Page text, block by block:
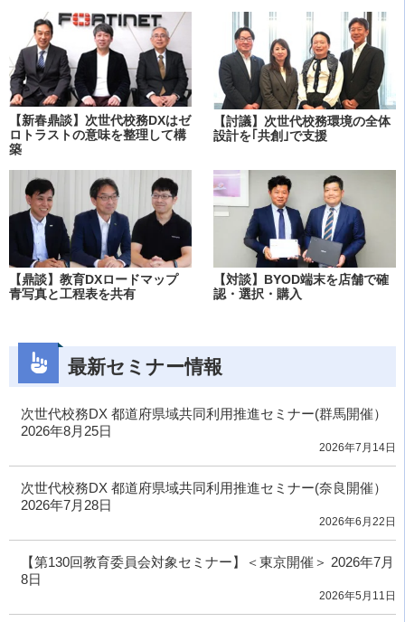
【新春鼎談】次世代校務DXはゼ
ロトラストの意味を整理して構
築
【討議】次世代校務環境の全体
設計を｢共創｣で支援
【鼎談】教育DXロードマップ
青写真と工程表を共有
【対談】BYOD端末を店舗で確
認・選択・購入
最新セミナー情報
次世代校務DX 都道府県域共同利用推進セミナー(群馬開催）
2026年8月25日
2026年7月14日
次世代校務DX 都道府県域共同利用推進セミナー(奈良開催）
2026年7月28日
2026年6月22日
【第130回教育委員会対象セミナー】＜東京開催＞ 2026年7月
8日
2026年5月11日